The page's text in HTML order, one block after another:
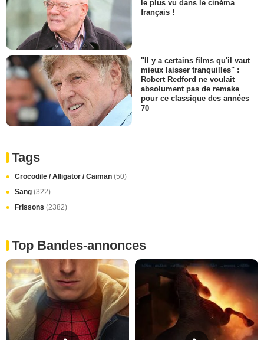
le plus vu dans le cinéma
français !
"Il y a certains films qu'il vaut
mieux laisser tranquilles" :
Robert Redford ne voulait
absolument pas de remake
pour ce classique des années
70
Tags
Crocodile / Alligator / Caïman (50)
Sang (322)
Frissons (2382)
Top Bandes-annonces